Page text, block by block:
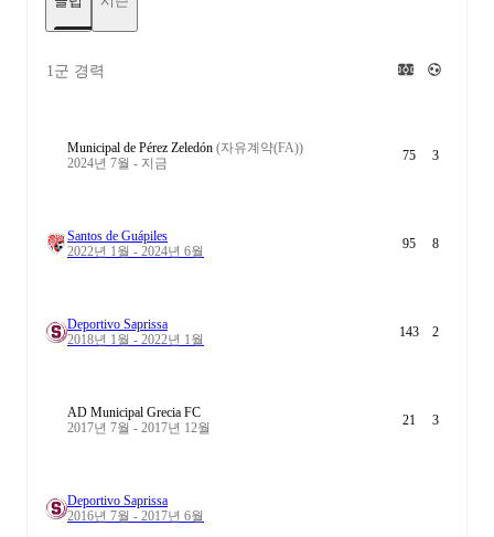
1군 경력
Municipal de Pérez Zeledón (자유계약(FA))
2024년 7월 - 지금
75 3
Santos de Guápiles
2022년 1월 - 2024년 6월
95 8
Deportivo Saprissa
2018년 1월 - 2022년 1월
143 2
AD Municipal Grecia FC
2017년 7월 - 2017년 12월
21 3
Deportivo Saprissa
2016년 7월 - 2017년 6월